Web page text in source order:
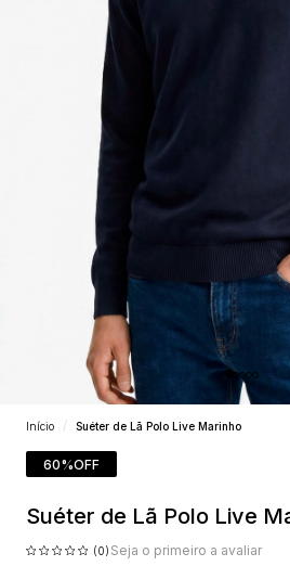
Início Suéter de Lã Polo Live Marinho
60%OFF
Suéter de Lã Polo Live
(0) Seja o primeiro a avaliar